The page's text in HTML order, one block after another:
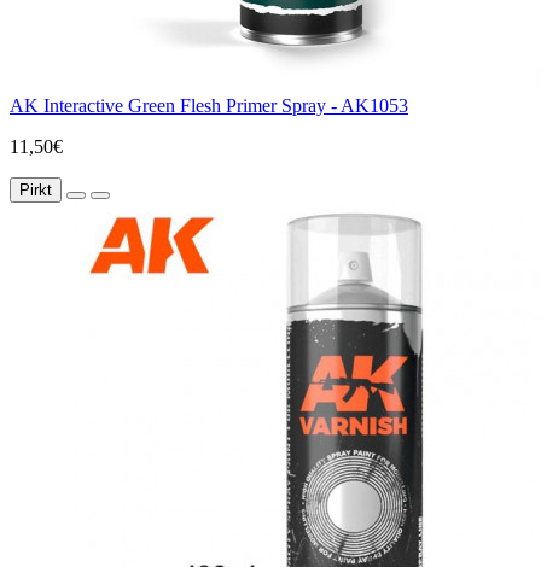
AK Interactive Green Flesh Primer Spray - AK1053
11,50€
Pirkt